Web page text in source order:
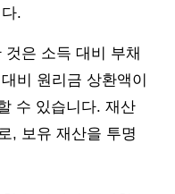
.
은 소득 대비 부채
비 원리금 상환액이
수 있습니다. 재산
, 보유 재산을 투명